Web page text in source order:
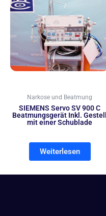
Narkose und Beatmung
SIEMENS Servo SV 900 C
Beatmungsgerät Inkl. Gestell
mit einer Schublade
Weiterlesen